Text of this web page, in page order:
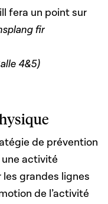
fera un point sur
fir
4&5)
de prévention
activité
grandes lignes
de l’activité